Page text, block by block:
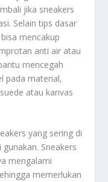
jika sneakers
Selain tips dasar
mencakup
anti air atau
mencegah
pada material,
atau kanvas
yang sering di
Sneakers
mengalami
memerlukan